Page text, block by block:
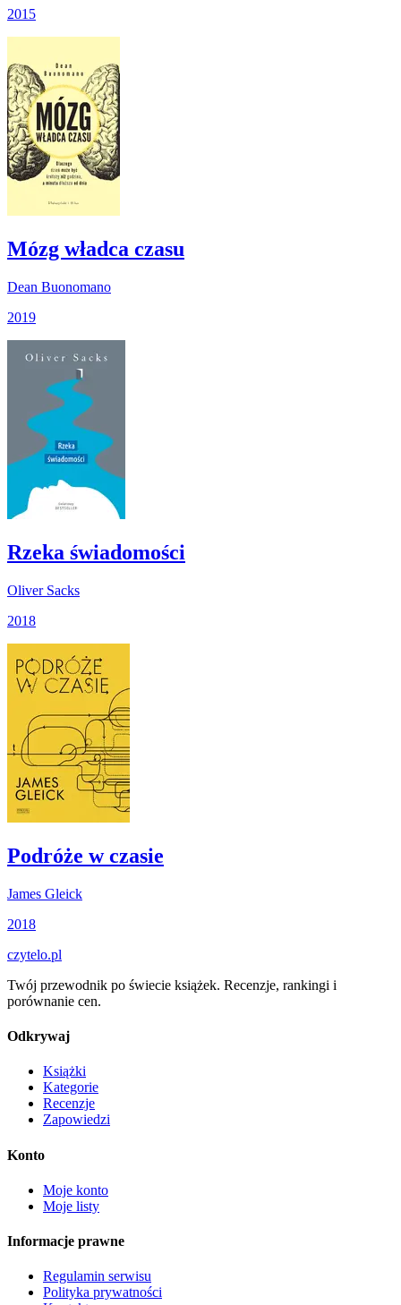
2015
Mózg władca czasu
Dean Buonomano
2019
Rzeka świadomości
Oliver Sacks
2018
Podróże w czasie
James Gleick
2018
czytelo.pl
Twój przewodnik po świecie książek. Recenzje, rankingi i
porównanie cen.
Odkrywaj
Książki
Kategorie
Recenzje
Zapowiedzi
Konto
Moje konto
Moje listy
Informacje prawne
Regulamin serwisu
Polityka prywatności